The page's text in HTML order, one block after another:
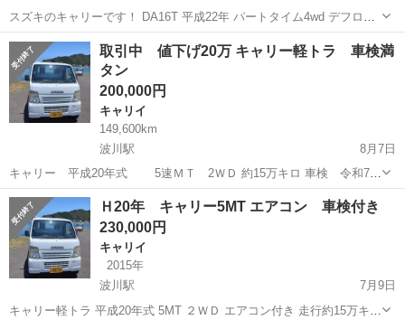
スズキのキャリーです！ DA16T 平成22年 パートタイム4wd デフロッ
ク付き 走行60387km 車検令和6年4月21日 軽トラなので傷などはあり
ます！ エンジンミッションともに良好です！ 神経質な方はご遠慮くだ
さい...
高知 南国市 布師田駅 キャリイ キャリー
取引中 値下げ20万 キャリー軽トラ 車検満
タン
200,000円
キャリイ
149,600km
波川駅
8月7日
キャリー 平成20年式 5速ＭＴ 2ＷＤ 約15万キロ 車検 令和7年
6月19日まで タイミングチェーン エアコン付き エンジンオイル交
換しました。 外装クリーニング磨き、ワックスしてます。綺麗で
す。 ...
高知 土佐市 波川駅 キャリイ
Ｈ20年 キャリー5MT エアコン 車検付き
230,000円
キャリイ
2015年
波川駅
7月9日
キャリー軽トラ 平成20年式 5MT ２ＷＤ エアコン付き 走行約15万キロ